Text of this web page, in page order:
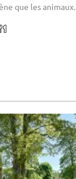
que les animaux.